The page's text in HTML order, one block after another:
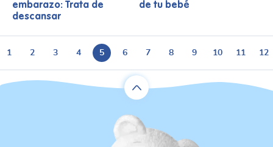
embarazo: Trata de
descansar
de tu bebé
1 2 3 4 5 6 7 8 9 10 11 12